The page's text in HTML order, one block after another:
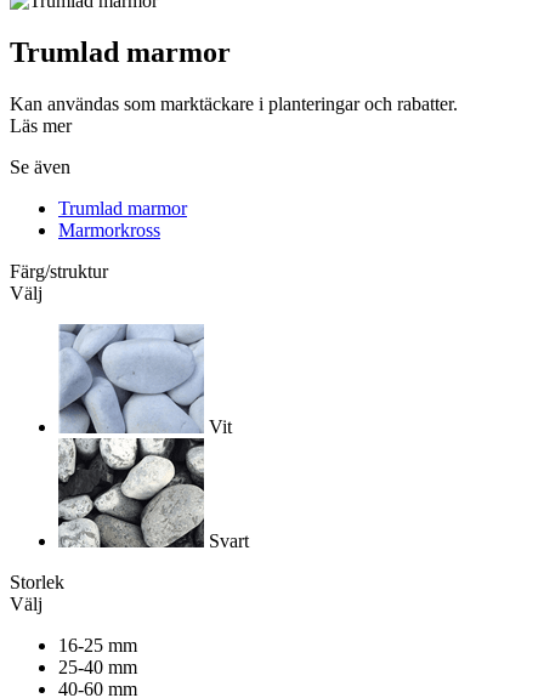
Trumlad marmor
Kan användas som marktäckare i planteringar och rabatter.
Läs mer
Se även
Trumlad marmor
Marmorkross
Färg/struktur
Välj
Vit
Svart
Storlek
Välj
16-25 mm
25-40 mm
40-60 mm